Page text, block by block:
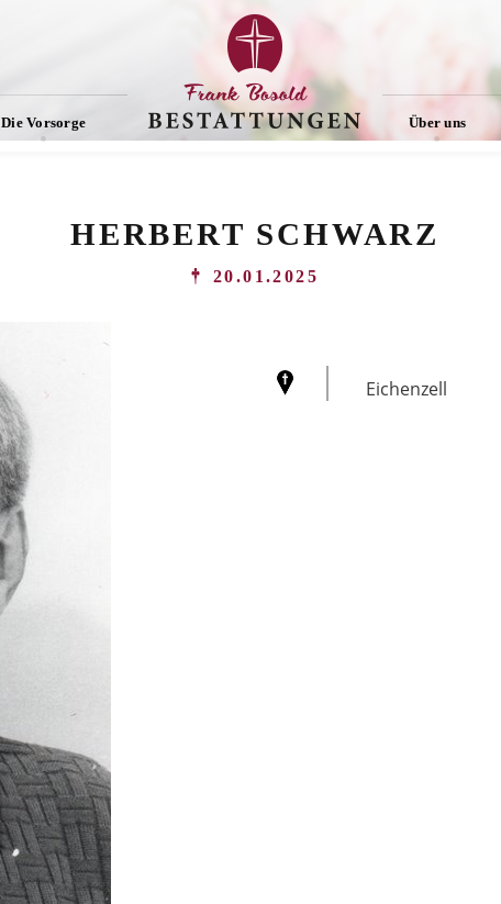
Die Vorsorge Über uns
HERBERT SCHWARZ
20.01.2025
Eichenzell